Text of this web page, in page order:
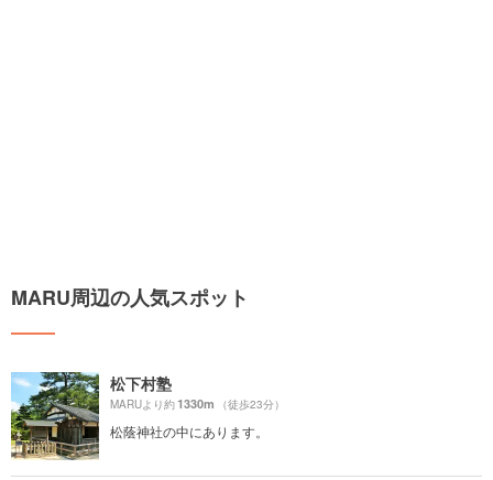
MARU周辺の人気スポット
松下村塾
MARUより約1330m （徒歩23分）
松蔭神社の中にあります。